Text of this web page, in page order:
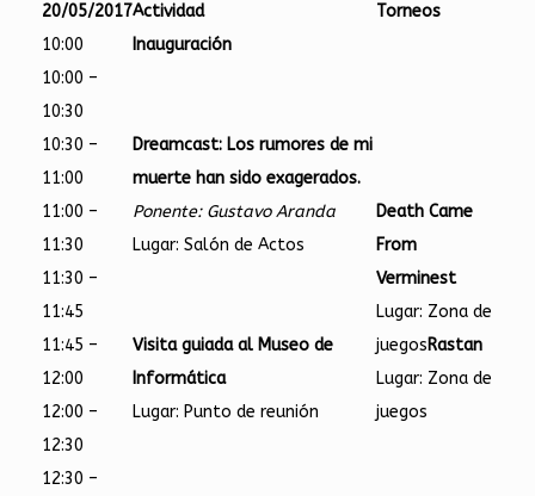
20/05/2017Actividad
Torneos
10:00
Inauguración
10:00 –
10:30
10:30 –
11:00
Dreamcast: Los rumores de mi
muerte han sido exagerados.
Ponente: Gustavo Aranda
Lugar: Salón de Actos
11:00 –
11:30
Death Came
From
Verminest
Lugar: Zona de
juegosRastan
Lugar: Zona de
juegos
11:30 –
11:45
11:45 –
12:00
Visita guiada al Museo de
Informática
Lugar: Punto de reunión
12:00 –
12:30
12:30 –